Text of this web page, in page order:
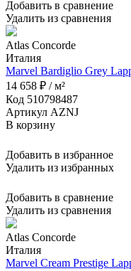
Добавить в сравнение
Удалить из сравнения
Atlas Concorde
Италия
Marvel Bardiglio Grey
14 658 ₽ / м²
Код 510798487
Артикул AZNJ
В корзину
Добавить в избранное
Удалить из избранных
Добавить в сравнение
Удалить из сравнения
Atlas Concorde
Италия
Marvel Cream Prestige